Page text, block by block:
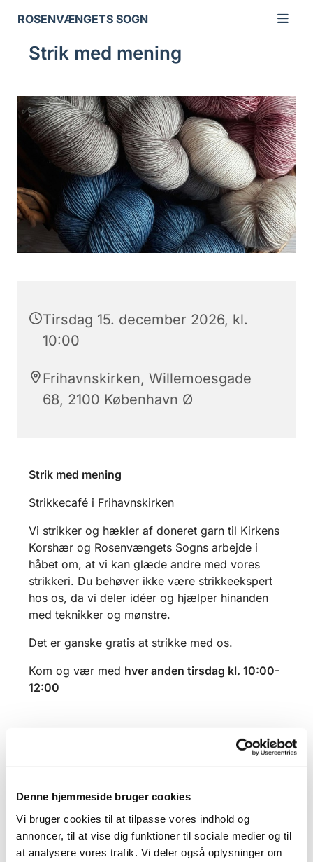
Denne hjemmeside bruger cookies
Vi bruger cookies til at tilpasse vores indhold og
annoncer, til at vise dig funktioner til sociale medier og til
at analysere vores trafik. Vi deler også oplysninger om
ROSENVÆNGETS SOGN
Strik med mening
Tirsdag 15. december 2026, kl.
10:00
Frihavnskirken, Willemoesgade
68, 2100 København Ø
Strik med mening
Strikkecafé i Frihavnskirken
Vi strikker og hækler af doneret garn til Kirkens
Korshær og Rosenvængets Sogns arbejde i
håbet om, at vi kan glæde andre med vores
strikkeri. Du behøver ikke være strikkeekspert
hos os, da vi deler idéer og hjælper hinanden
med teknikker og mønstre.
Det er ganske gratis at strikke med os.
Kom og vær med hver anden tirsdag kl. 10:00-
12:00